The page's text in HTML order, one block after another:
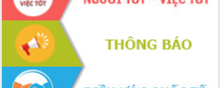
Chương trình “Gặp gỡ hữu nghị –
Friendship Meeting New Year 2026”
Bầu cử Quốc hội và HĐND: Cử tri Đắk
Lắk gửi gắm niềm tin, kỳ vọng vào lá
phiếu
Đắk Lắk sẵn sàng các điều kiện cho
Ngày hội bầu cử đại biểu Quốc hội
khóa XVI và HĐND các cấp nhiệm kỳ